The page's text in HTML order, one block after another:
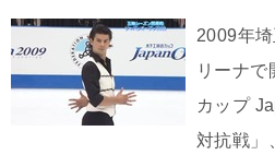
2009年
リーナで
カップ
対抗戦」